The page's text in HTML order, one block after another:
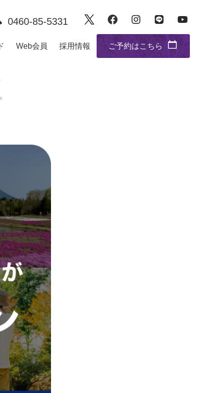
0460-85-5331
Web会員 採用情報 ご予約はこちら